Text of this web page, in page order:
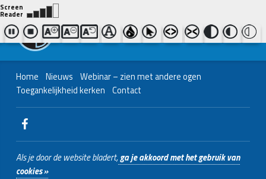
Contact ons
| Bel ons
038 - 427 04 48
Home Nieuws Webinar – zien met andere ogen
Toegankelijkheid kerken Contact
WebMan on Facebook
Als je door de website bladert,ga je akkoord met het gebruik van
cookies »